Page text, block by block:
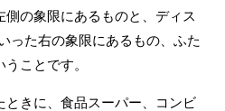
の象限にあるものと、ディス
った右の象限にあるもの、ふた
ことです。
きに、食品スーパー、コンビ